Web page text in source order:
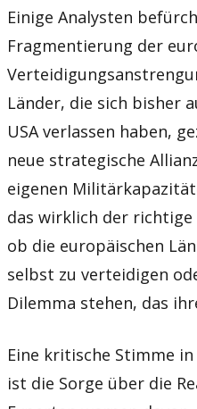
Einige Analysten
Fragmentierung der
Länder, die sich bisher
USA verlassen haben,
neue strategische
eigenen
das wirklich der richtige
ob die europäischen
selbst zu verteidigen
Dilemma stehen, das
Eine kritische Stimme
ist die Sorge über die